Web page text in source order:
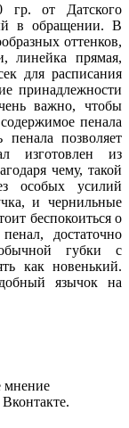
от Датского
в обращении. В
оттенков,
линейка прямая,
для расписания
принадлежности
важно, чтобы
пенала
пенала позволяет
изготовлен из
чему, такой
особых усилий
и чернильные
беспокоиться о
достаточно
губки с
как новенький.
язычок на
мнение